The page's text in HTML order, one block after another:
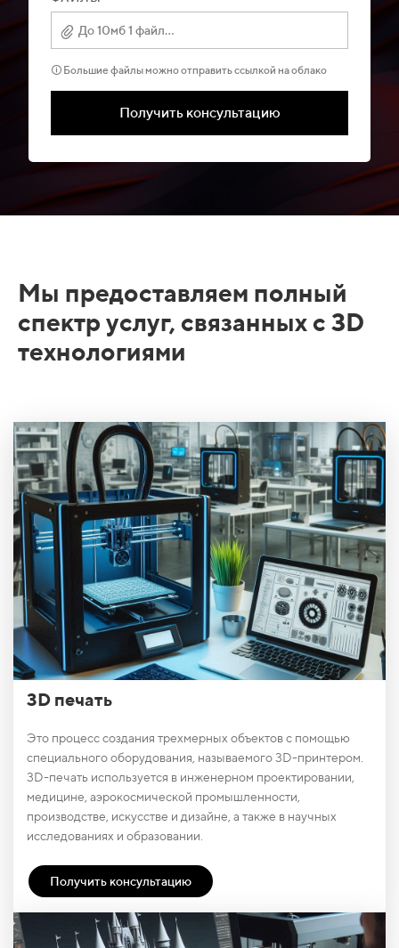
До 10мб 1 файл...
🛈 Большие файлы можно отправить ссылкой на облако
Получить консультацию
Мы предоставляем полный
спектр услуг, связанных с 3D
технологиями
3D печать
Это процесс создания трехмерных объектов с помощью
специального оборудования, называемого 3D-принтером.
3D-печать используется в инженерном проектировании,
медицине, аэрокосмической промышленности,
производстве, искусстве и дизайне, а также в научных
исследованиях и образовании.
Получить консультацию